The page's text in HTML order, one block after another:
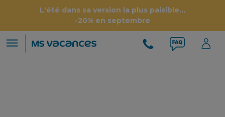
L'été dans sa version la plus paisible...
-20% en septembre